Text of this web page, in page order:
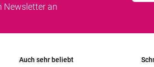
Newsletter an
Auch sehr beliebt